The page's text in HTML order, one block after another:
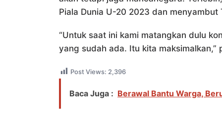
Piala Dunia U-20 2023 dan menyambut
“Untuk saat ini kami matangkan dulu
yang sudah ada. Itu kita maksimalkan,”
Post Views: 2,396
Baca Juga : Berawal Bantu Warga,